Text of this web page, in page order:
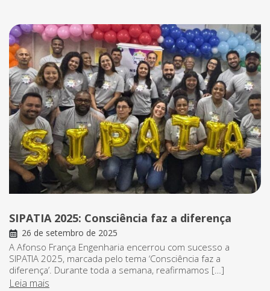
SIPATIA 2025: Consciência faz a diferença
26 de setembro de 2025
A Afonso França Engenharia encerrou com sucesso a
SIPATIA 2025, marcada pelo tema ‘Consciência faz a
diferença’. Durante toda a semana, reafirmamos […]
Leia mais